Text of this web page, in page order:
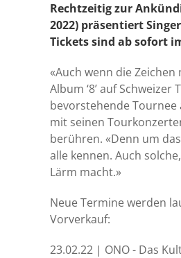
Rechtzeitig zur
2022) präsentiert
Tickets sind ab sofort
«Auch wenn die
Album ‘8’ auf
bevorstehende Tournee
mit seinen
berühren. «Denn um
alle kennen. Auch
Lärm macht.»
Neue Termine werden
Vorverkauf:
23.02.22 | ONO - Das